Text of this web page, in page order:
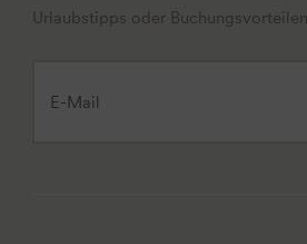
Urlaubstipps oder